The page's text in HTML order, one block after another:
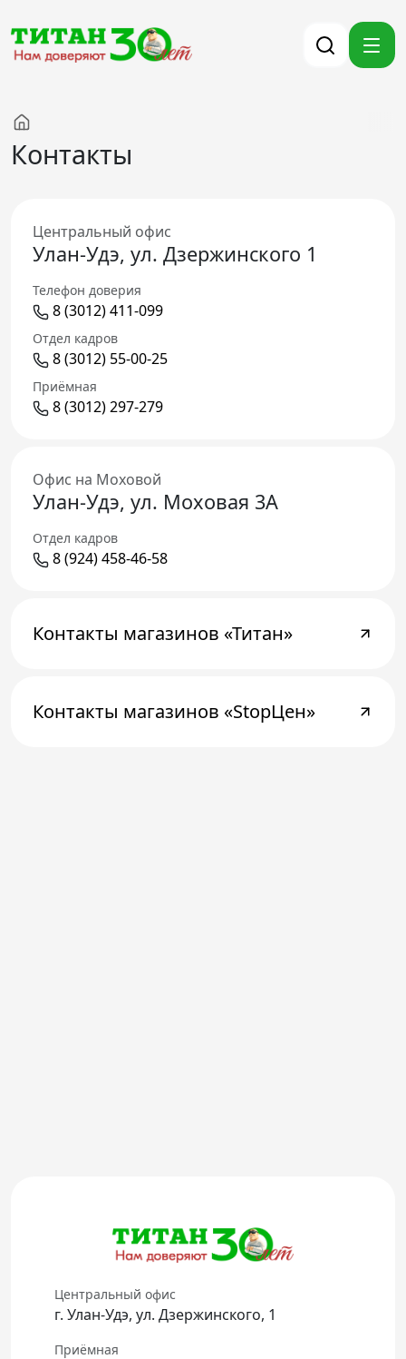
Компания
Вакансии
Новости
Контакты
8 (3012) 411-099
Телефон доверия
Контакты
Центральный офис
Улан-Удэ, ул. Дзержинского 1
Телефон доверия
8 (3012) 411-099
Отдел кадров
8 (3012) 55-00-25
Приёмная
8 (3012) 297-279
Офис на Моховой
Улан-Удэ, ул. Моховая 3А
Отдел кадров
8 (924) 458-46-58
Контакты магазинов «Титан»
Контакты магазинов «StopЦен»
Центральный офис
г. Улан-Удэ, ул. Дзержинского, 1
Приёмная